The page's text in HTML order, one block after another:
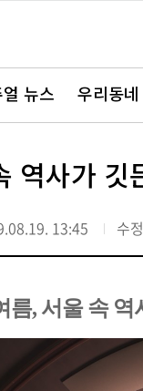
뉴스 우리동
역사가 깃
13:45 수
름, 서울 속